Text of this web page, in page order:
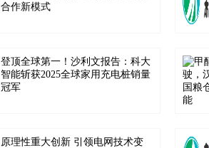
合作新模式
登顶全球第一！沙利文报告：科大
智能斩获2025全球家用充电桩销量
冠军
原理性重大创新 引领电网技术变